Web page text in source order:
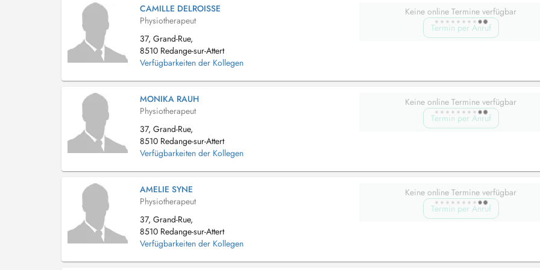
CAMILLE DELROISSE
Physiotherapeut
37, Grand-Rue,
8510 Redange-sur-Attert
Verfügbarkeiten der Kollegen
Keine online Termine verfügbar
Termin per Anruf
MONIKA RAUH
Physiotherapeut
37, Grand-Rue,
8510 Redange-sur-Attert
Verfügbarkeiten der Kollegen
Keine online Termine verfügbar
Termin per Anruf
AMELIE SYNE
Physiotherapeut
37, Grand-Rue,
8510 Redange-sur-Attert
Verfügbarkeiten der Kollegen
Keine online Termine verfügbar
Termin per Anruf